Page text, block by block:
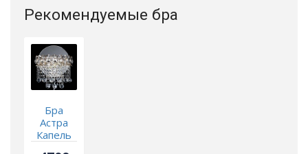
Рекомендуемые бра
Бра
Астра
Капель